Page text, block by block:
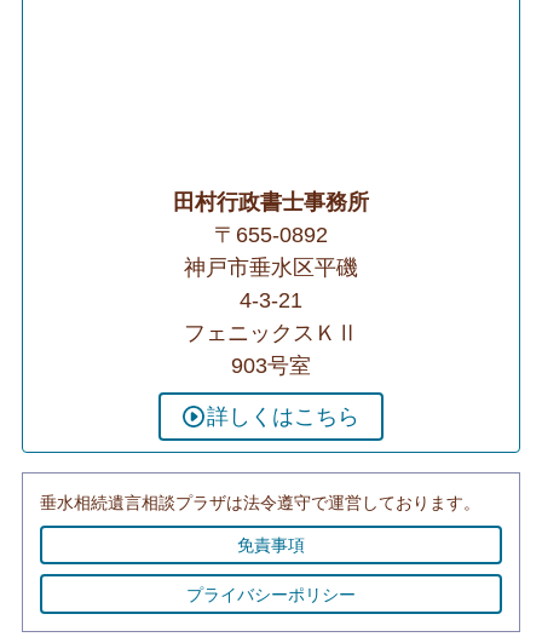
田村行政書士事務所
〒655-0892
神戸市垂水区平磯
4-3-21
フェニックスＫⅡ
903号室
詳しくはこちら
垂水相続遺言相談プラザは法令遵守で運営しております。
免責事項
プライバシーポリシー